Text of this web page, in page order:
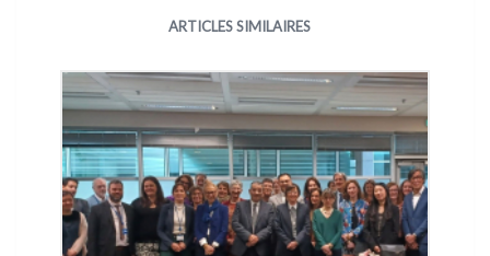
ARTICLES SIMILAIRES